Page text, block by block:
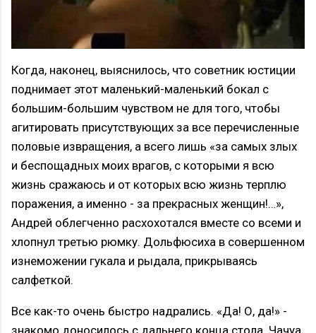
Когда, наконец, выяснилось, что советник юстиции
поднимает этот маленький-маленький бокал с
большим-большим чувством не для того, чтобы
агитировать присутствующих за все перечисленные
половые извращения, а всего лишь «за самых злых
и беспощадных моих врагов, с которыми я всю
жизнь сражаюсь и от которых всю жизнь терплю
поражения, а именно - за прекрасных женщин!…»,
Андрей облегченно расхохотался вместе со всеми и
хлопнул третью рюмку. Дольфюсиха в совершенном
изнеможении гукала и рыдала, прикрываясь
салфеткой.
Все как-то очень быстро надрались. «Да! О, да!» -
знакомо доносилось с дальнего конца стола. Чачуа,